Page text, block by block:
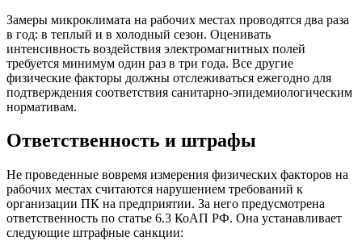
Замеры микроклимата на рабочих местах проводятся два раза
в год: в теплый и в холодный сезон. Оценивать
интенсивность воздействия электромагнитных полей
требуется минимум один раз в три года. Все другие
физические факторы должны отслеживаться ежегодно для
подтверждения соответствия санитарно-эпидемиологическим
нормативам.
Ответственность и штрафы
Не проведенные вовремя измерения физических факторов на
рабочих местах считаются нарушением требований к
организации ПК на предприятии. За него предусмотрена
ответственность по статье 6.3 КоАП РФ. Она устанавливает
следующие штрафные санкции: